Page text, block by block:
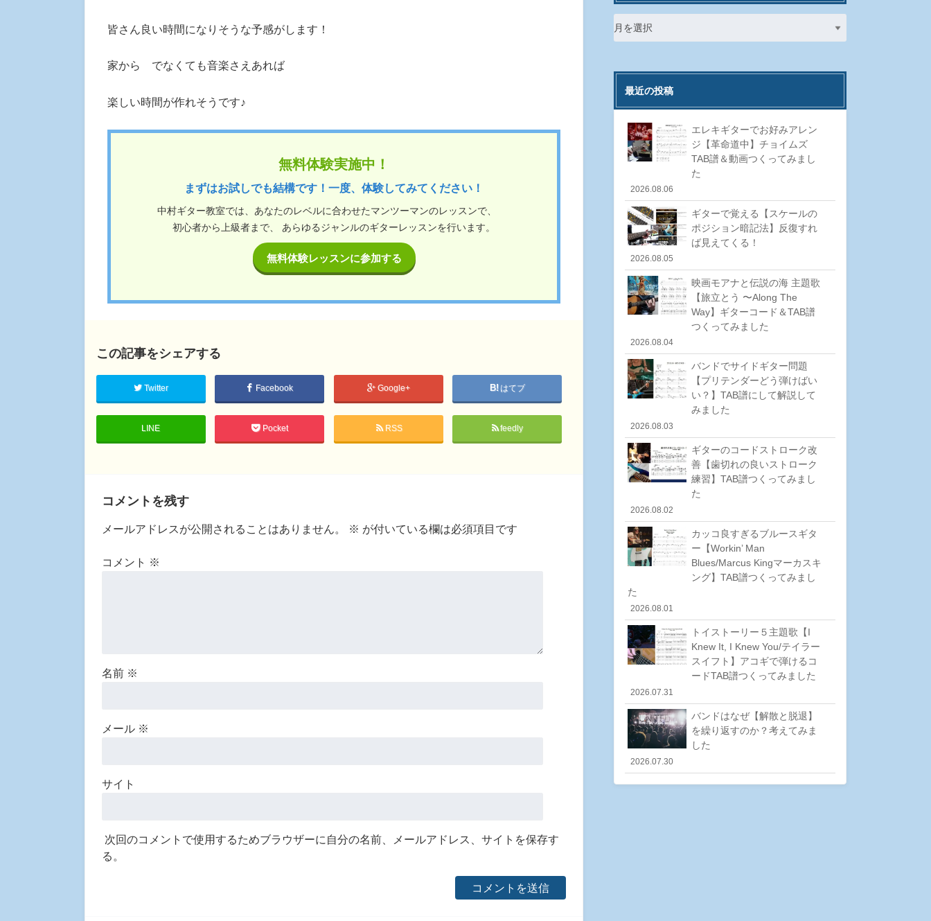
皆さん良い時間になりそうな予感がします！
家から でなくても音楽さえあれば
楽しい時間が作れそうです♪
無料体験実施中！
まずはお試しでも結構です！一度、体験してみてください！
中村ギター教室では、あなたのレベルに合わせたマンツーマンのレッスンで、
初心者から上級者まで、 あらゆるジャンルのギターレッスンを行います。
無料体験レッスンに参加する
この記事をシェアする
Twitter Facebook Google+ はてブ
LINE Pocket RSS feedly
コメントを残す
メールアドレスが公開されることはありません。 ※ が付いている欄は必須項目です
コメント ※
名前 ※
メール ※
サイト
次回のコメントで使用するためブラウザーに自分の名前、メールアドレス、サイトを保存す
る。
最近の投稿
エレキギターでお好みアレン
ジ【革命道中】チョイムズ
TAB譜＆動画つくってみまし
た
2026.08.06
ギターで覚える【スケールの
ポジション暗記法】反復すれ
ば見えてくる！
2026.08.05
映画モアナと伝説の海 主題歌
【旅立とう 〜Along The
Way】ギターコード＆TAB譜
つくってみました
2026.08.04
バンドでサイドギター問題
【プリテンダーどう弾けばい
い？】TAB譜にして解説して
みました
2026.08.03
ギターのコードストローク改
善【歯切れの良いストローク
練習】TAB譜つくってみまし
た
2026.08.02
カッコ良すぎるブルースギタ
ー【Workin’ Man
Blues/Marcus Kingマーカスキ
ング】TAB譜つくってみまし
た
2026.08.01
トイストーリー５主題歌【I
Knew It, I Knew You/テイラー
スイフト】アコギで弾けるコ
ードTAB譜つくってみました
2026.07.31
バンドはなぜ【解散と脱退】
を繰り返すのか？考えてみま
した
2026.07.30